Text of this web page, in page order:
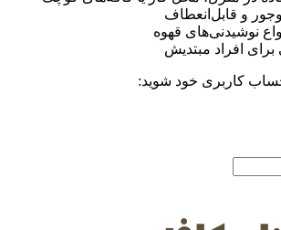
و قابل‌انعطاف
نوشیدنی‌های قهوه
افراد مبتدیش
کاربری خود شوید: